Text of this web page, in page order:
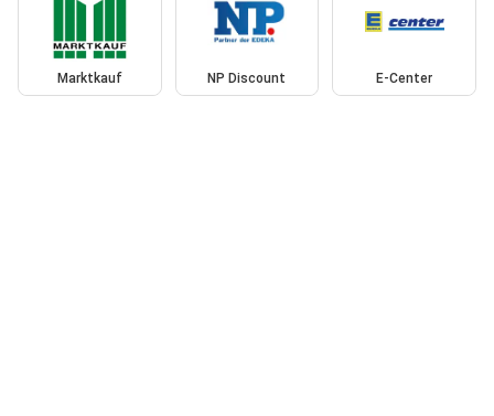
Marktkauf NP Discount E-Center